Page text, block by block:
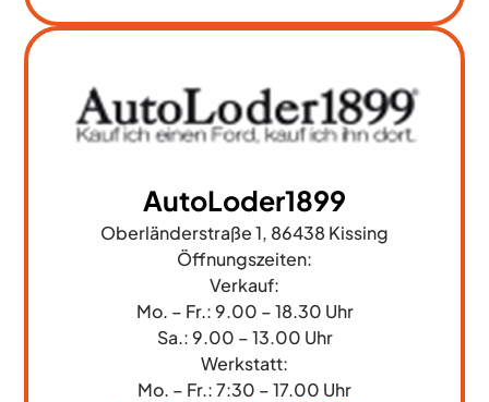
AutoLoder1899
Oberländerstraße 1, 86438 Kissing
Öffnungszeiten:
Verkauf:
Mo. – Fr.: 9.00 – 18.30 Uhr
Sa.: 9.00 – 13.00 Uhr
Werkstatt:
Mo. – Fr.: 7:30 – 17.00 Uhr